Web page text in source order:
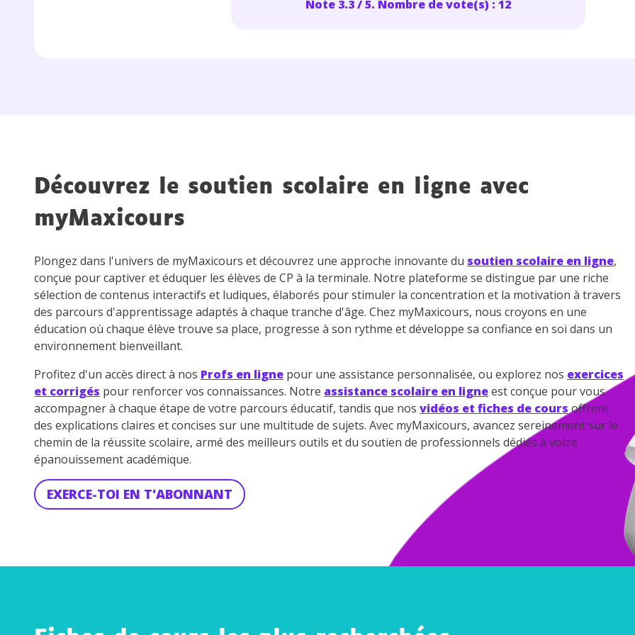
Note 3.3 / 5. Nombre de vote(s) : 12
Découvrez le soutien scolaire en ligne avec
myMaxicours
Plongez dans l'univers de myMaxicours et découvrez une approche innovante du soutien scolaire en ligne,
conçue pour captiver et éduquer les élèves de CP à la terminale. Notre plateforme se distingue par une riche
sélection de contenus interactifs et ludiques, élaborés pour stimuler la concentration et la motivation à travers
des parcours d'apprentissage adaptés à chaque tranche d'âge. Chez myMaxicours, nous croyons en une
éducation où chaque élève trouve sa place, progresse à son rythme et développe sa confiance en soi dans un
environnement bienveillant.
Profitez d'un accès direct à nos Profs en ligne pour une assistance personnalisée, ou explorez nos exercices
et corrigés pour renforcer vos connaissances. Notre assistance scolaire en ligneest conçue pour vous
accompagner à chaque étape de votre parcours éducatif, tandis que nos vidéos et fiches de coursoffrent
des explications claires et concises sur une multitude de sujets. Avec myMaxicours, avancez sereinement sur le
chemin de la réussite scolaire, armé des meilleurs outils et du soutien de professionnels dédiés à votre
épanouissement académique.
EXERCE-TOI EN T'ABONNANT
de vos données personnelles et pour exercer vos droits, vous pouvez